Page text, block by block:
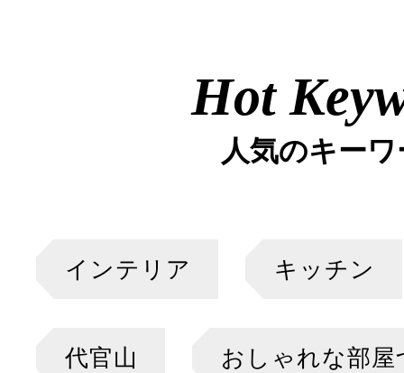
Hot
人気のキー
インテリア キッチン
代官山 おしゃれな部屋